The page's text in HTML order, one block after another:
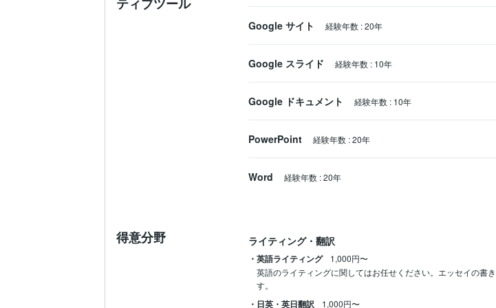
Google サイト 経験年数 :20年
Google スライド 経験年数 : 10年
Google ドキュメント 経験年数 : 10年
PowerPoint 経験年数 :20年
Word 経験年数 :20年
得意分野 ライティング・翻訳
・英語ライティング
1,000円〜
英語のライティングに関してはお任せください。エッセイの書
す。
・日英・英日翻訳
1,000円〜